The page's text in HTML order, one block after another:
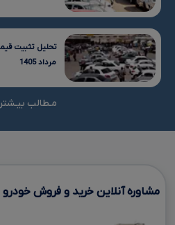
مرداد 1405
مـطالب بیـشتر
مشاوره آنلاین خرید و فروش خودرو